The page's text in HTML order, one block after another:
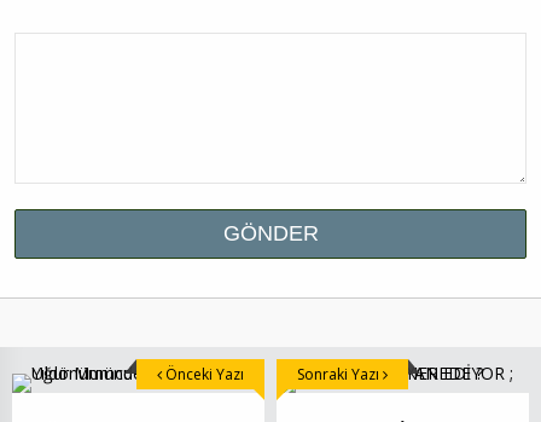
Önceki Yazı Sonraki Yazı